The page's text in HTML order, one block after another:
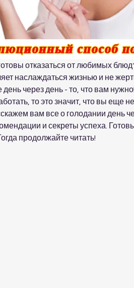
отказаться от любимых
наслаждаться жизнью и не
через день - то, что вам
то это значит, что вы еще
вам все о голодании день
и секреты успеха.
продолжайте читать!